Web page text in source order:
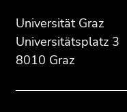
Universität Graz
Universitätsplatz 3
8010 Graz
Übersicht
Seitenbereiche
Übersicht
Seitenbereiche